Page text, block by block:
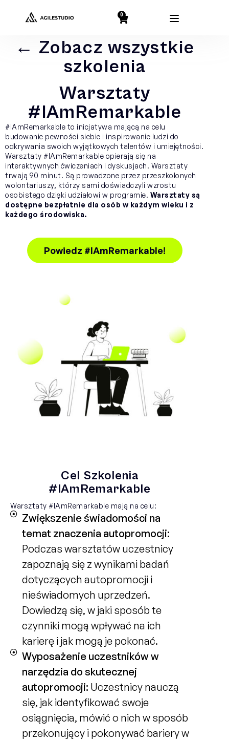
0
← Zobacz wszystkie
szkolenia
Warsztaty
#IAmRemarkable
#IAmRemarkable to inicjatywa mającą na celu
budowanie pewności siebie i inspirowanie ludzi do
odkrywania swoich wyjątkowych talentów i umiejętności.
Warsztaty #IAmRemarkable opierają się na
interaktywnych ćwiczeniach i dyskusjach. Warsztaty
trwają 90 minut. Są prowadzone przez przeszkolonych
wolontariuszy, którzy sami doświadczyli wzrostu
osobistego dzięki udziałowi w programie. Warsztaty są
dostępne bezpłatnie dla osób w każdym wieku i z
każdego środowiska.
Powiedz #IAmRemarkable!
Cel Szkolenia
#IAmRemarkable
Warsztaty #IAmRemarkable mają na celu:
Zwiększenie świadomości na
temat znaczenia autopromocji:
Podczas warsztatów uczestnicy
zapoznają się z wynikami badań
dotyczących autopromocji i
nieświadomych uprzedzeń.
Dowiedzą się, w jaki sposób te
czynniki mogą wpływać na ich
karierę i jak mogą je pokonać.
Wyposażenie uczestników w
narzędzia do skutecznej
autopromocji: Uczestnicy nauczą
się, jak identyfikować swoje
osiągnięcia, mówić o nich w sposób
przekonujący i pokonywać bariery w